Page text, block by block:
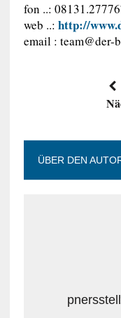
fon ..:
web ..: http://
email : team@der-
ÜBER DEN